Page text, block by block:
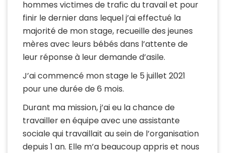
hommes victimes de trafic du travail et pour
finir le dernier dans lequel j’ai effectué la
majorité de mon stage, recueille des jeunes
mères avec leurs bébés dans l’attente de
leur réponse à leur demande d’asile.
J’ai commencé mon stage le 5 juillet 2021
pour une durée de 6 mois.
Durant ma mission, j’ai eu la chance de
travailler en équipe avec une assistante
sociale qui travaillait au sein de l’organisation
depuis 1 an. Elle m’a beaucoup appris et nous